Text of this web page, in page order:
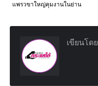
แพรวขาใหญ่คุมงานในย่าน
เขียนโดย